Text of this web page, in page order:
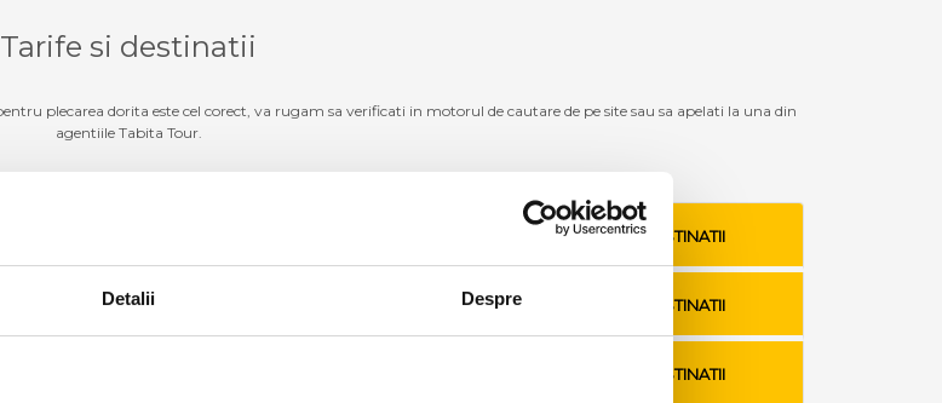
Detalii Despre
Tarife si destinatii
plecarea dorita este cel corect, va rugam sa verificati in motorul de cautare de pe site sau sa apelati la una din
agentiile Tabita Tour.
VEZI TARIFE SI DESTINATII
VEZI TARIFE SI DESTINATII
VEZI TARIFE SI DESTINATII